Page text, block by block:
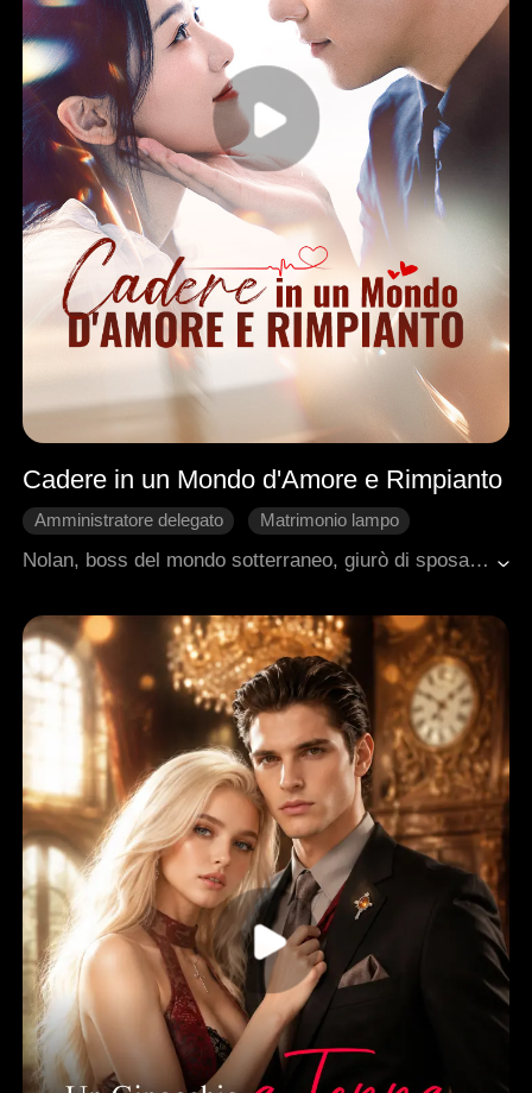
Cadere in un Mondo d'Amore e Rimpianto
Amministratore delegato
Matrimonio lampo
Amore difficile da conquistare
Cuore Spezzato
Nolan, boss del mondo sotterraneo, giurò di sposare la donna che lo aveva salvato. Ma una profezia predisse che avrebbe perso moglie e figlio. Per sfidare il destino, sposò l'ingenua Allison come sacrificio. Tuttavia, si innamorò di lei, anche se il dovere lo costrinse a negarlo. Allison morì di parto, lasciando Nolan nell'agonia, solo per scoprire poi che lei era la sua salvatrice. Anni dopo, la ritrovò viva e giurò di non perderla mai più.